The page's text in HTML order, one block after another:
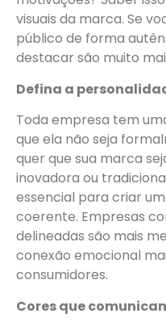
visuais da marca. Se
público de forma
destacar são muito
Defina a
Toda empresa tem
que ela não seja
quer que sua marca
inovadora ou
essencial para criar
coerente. Empresas
delineadas são mais
conexão emocional
consumidores.
Cores que